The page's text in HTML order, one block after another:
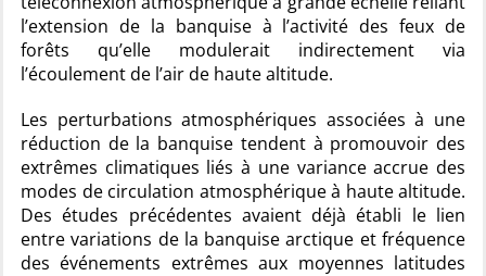
l’extension de la banquise à l’activité des feux de
forêts qu’elle modulerait indirectement via
l’écoulement de l’air de haute altitude.
Les perturbations atmosphériques associées à une
réduction de la banquise tendent à promouvoir des
extrêmes climatiques liés à une variance accrue des
modes de circulation atmosphérique à haute altitude.
Des études précédentes avaient déjà établi le lien
entre variations de la banquise arctique et fréquence
des événements extrêmes aux moyennes latitudes